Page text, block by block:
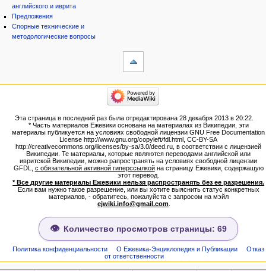
английского и иврита
Предложения
Спорные технические и
методологические вопросы
Версия
для
Постоянная
ссылка
Сведения
о странице
категории
Народ
Проекты
Проекты/Участники/
дополнения
Публикации:Авторы
Публикации:Статьи по типу
Темы
ежевиковый куст
ЕжеВиКа,Еврейская Вики-
ЕжеВиКа-ТаНаХ
ЕжеВиКа-Публикации
ЕжеВиКа-Книги (бумажные и
электронные), аудиокурсы,
Эта страница в последний раз была отредактирована 28 декабря 2013 в 20:22.
* Часть материалов Ежевики основана на материалах из Википедии, эти
материалы публикуется на условиях свободной лицензии GNU Free Documentation
License http://www.gnu.org/copyleft/fdl.html, CC-BY-SA
http://creativecommons.org/licenses/by-sa/3.0/deed.ru, в соответствии с лицензией
Википедии. Те материалы, которые являются переводами английской или
ивритской Википедии, можно рапространять на условиях свободной лицензии
GFDL, с обязательной активной гиперссылкойна страницу Ежевики, содержащую
этот перевод.
* Все другие материалы Ежевики нельзя распространять без ее разрешения.
Если вам нужно такое разрешение, или вы хотите выяснить статус конкретных
материалов, - обратитесь, пожалуйста с запросом на мэйл
ejwiki.info@gmail.com
Количество просмотров страницы: 69
Политика конфиденциальности О Ежевика-Энциклопедия и Публикации
Отказ
от ответственности